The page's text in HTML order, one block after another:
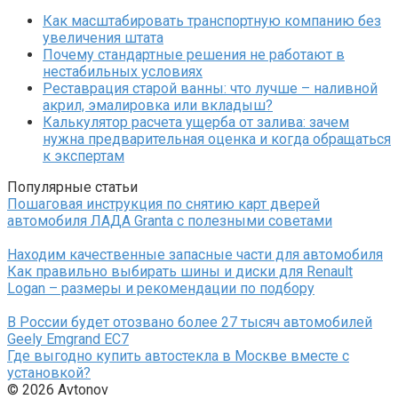
Как масштабировать транспортную компанию без
увеличения штата
Почему стандартные решения не работают в
нестабильных условиях
Реставрация старой ванны: что лучше – наливной
акрил, эмалировка или вкладыш?
Калькулятор расчета ущерба от залива: зачем
нужна предварительная оценка и когда обращаться
к экспертам
Популярные статьи
Пошаговая инструкция по снятию карт дверей
автомобиля ЛАДА Granta с полезными советами
Находим качественные запасные части для автомобиля
Как правильно выбирать шины и диски для Renault
Logan – размеры и рекомендации по подбору
В России будет отозвано более 27 тысяч автомобилей
Geely Emgrand EC7
Где выгодно купить автостекла в Москве вместе с
установкой?
© 2026 Avtonov